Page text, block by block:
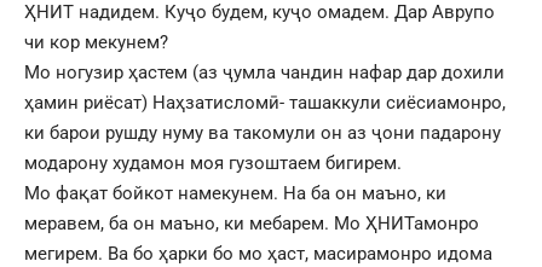
ҲНИТ надидем. Куҷо будем, куҷо омадем. Дар Аврупо
чи кор мекунем?
Мо ногузир ҳастем (аз ҷумла чандин нафар дар дохили
ҳамин риёсат) Наҳзатисломӣ- ташаккули сиёсиамонро,
ки барои рушду нуму ва такомули он аз ҷони падарону
модарону худамон моя гузоштаем бигирем.
Мо фақат бойкот намекунем. На ба он маъно, ки
меравем, ба он маъно, ки мебарем. Мо ҲНИТамонро
мегирем. Ва бо ҳарки бо мо ҳаст, масирамонро идома